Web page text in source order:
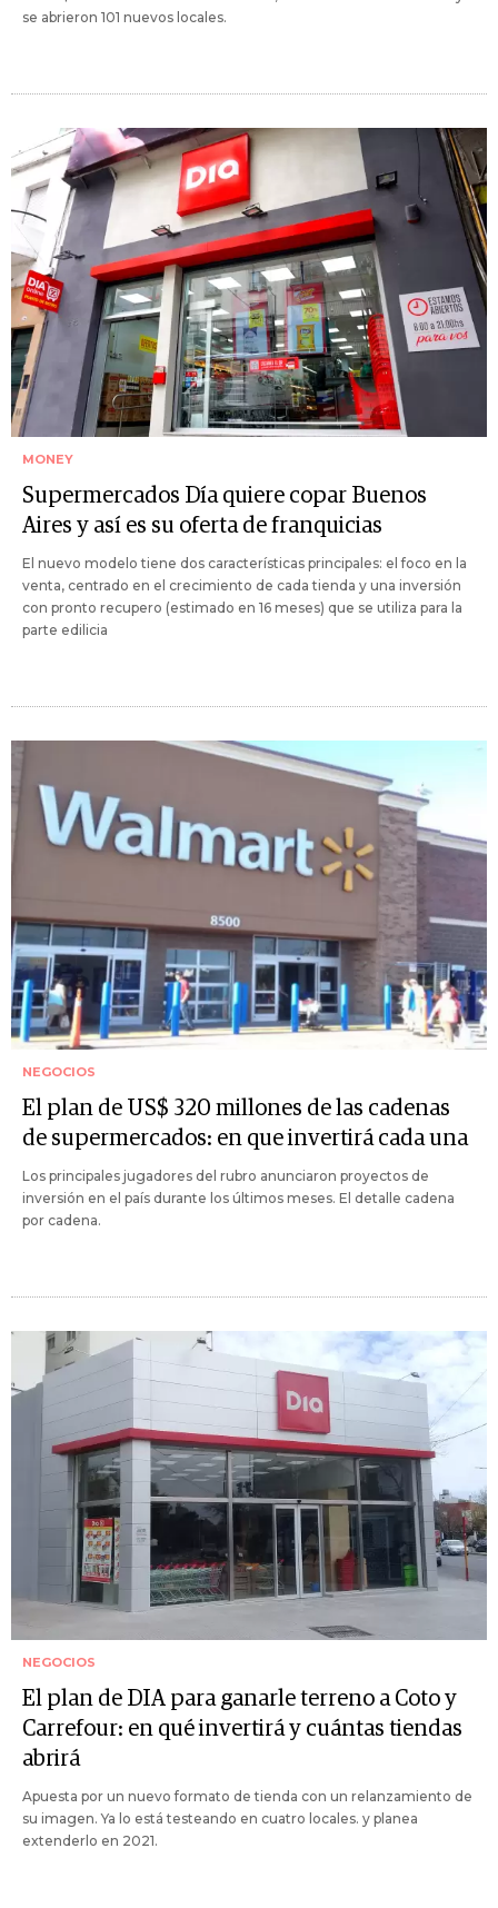
se abrieron 101 nuevos locales.
MONEY
Supermercados Día quiere copar Buenos
Aires y así es su oferta de franquicias
El nuevo modelo tiene dos características principales: el foco en la
venta, centrado en el crecimiento de cada tienda y una inversión
con pronto recupero (estimado en 16 meses) que se utiliza para la
parte edilicia
NEGOCIOS
El plan de US$ 320 millones de las cadenas
de supermercados: en que invertirá cada una
Los principales jugadores del rubro anunciaron proyectos de
inversión en el país durante los últimos meses. El detalle cadena
por cadena.
NEGOCIOS
El plan de DIA para ganarle terreno a Coto y
Carrefour: en qué invertirá y cuántas tiendas
abrirá
Apuesta por un nuevo formato de tienda con un relanzamiento de
su imagen. Ya lo está testeando en cuatro locales. y planea
extenderlo en 2021.